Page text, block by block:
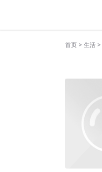
首页 > 生活 >